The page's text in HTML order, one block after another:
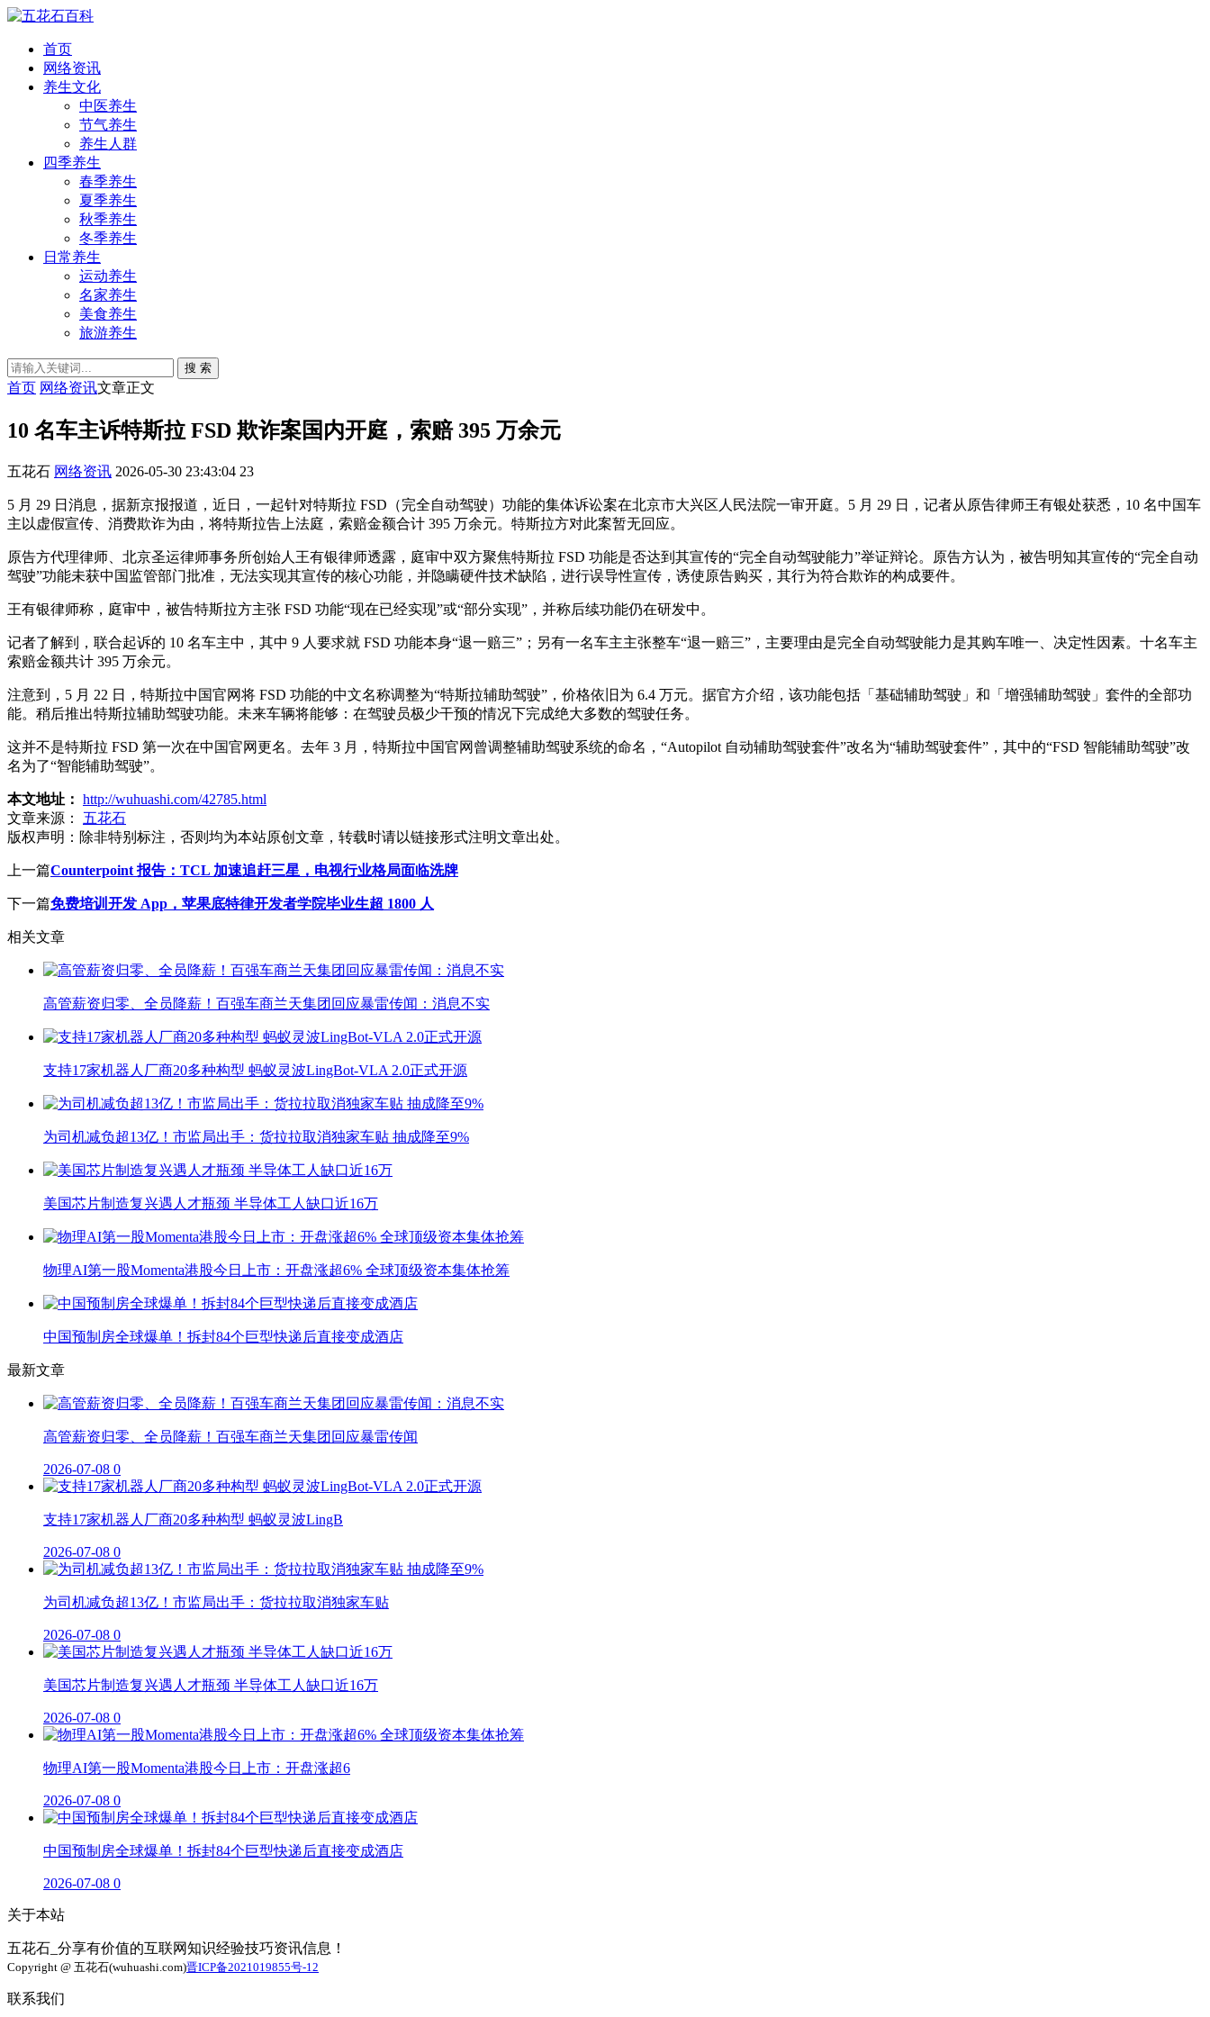
首页
网络资讯
养生文化
中医养生
节气养生
养生人群
四季养生
春季养生
夏季养生
秋季养生
冬季养生
日常养生
运动养生
名家养生
美食养生
旅游养生
搜 索
首页 网络资讯文章正文
10 名车主诉特斯拉 FSD 欺诈案国内开庭，索赔 395 万余元
五花石 网络资讯 2026-05-30 23:43:04 23
5 月 29 日消息，据新京报报道，近日，一起针对特斯拉 FSD（完全自动驾驶）功能的集体诉讼案在北京市大兴区人民法院一审开庭。5 月 29 日，记者从原告律师王有银处获悉，10 名中国车
主以虚假宣传、消费欺诈为由，将特斯拉告上法庭，索赔金额合计 395 万余元。特斯拉方对此案暂无回应。
原告方代理律师、北京圣运律师事务所创始人王有银律师透露，庭审中双方聚焦特斯拉 FSD 功能是否达到其宣传的“完全自动驾驶能力”举证辩论。原告方认为，被告明知其宣传的“完全自动
驾驶”功能未获中国监管部门批准，无法实现其宣传的核心功能，并隐瞒硬件技术缺陷，进行误导性宣传，诱使原告购买，其行为符合欺诈的构成要件。
王有银律师称，庭审中，被告特斯拉方主张 FSD 功能“现在已经实现”或“部分实现”，并称后续功能仍在研发中。
记者了解到，联合起诉的 10 名车主中，其中 9 人要求就 FSD 功能本身“退一赔三”；另有一名车主主张整车“退一赔三”，主要理由是完全自动驾驶能力是其购车唯一、决定性因素。十名车主
索赔金额共计 395 万余元。
注意到，5 月 22 日，特斯拉中国官网将 FSD 功能的中文名称调整为“特斯拉辅助驾驶”，价格依旧为 6.4 万元。据官方介绍，该功能包括「基础辅助驾驶」和「增强辅助驾驶」套件的全部功
能。稍后推出特斯拉辅助驾驶功能。未来车辆将能够：在驾驶员极少干预的情况下完成绝大多数的驾驶任务。
这并不是特斯拉 FSD 第一次在中国官网更名。去年 3 月，特斯拉中国官网曾调整辅助驾驶系统的命名，“Autopilot 自动辅助驾驶套件”改名为“辅助驾驶套件”，其中的“FSD 智能辅助驾驶”改
名为了“智能辅助驾驶”。
本文地址： http://wuhuashi.com/42785.html
文章来源：
五花石
版权声明： 除非特别标注，否则均为本站原创文章，转载时请以链接形式注明文章出处。
上一篇Counterpoint 报告：TCL 加速追赶三星，电视行业格局面临洗牌
下一篇免费培训开发 App，苹果底特律开发者学院毕业生超 1800 人
相关文章
高管薪资归零、全员降薪！百强车商兰天集团回应暴雷传闻：消息不实
支持17家机器人厂商20多种构型 蚂蚁灵波LingBot-VLA 2.0正式开源
为司机减负超13亿！市监局出手：货拉拉取消独家车贴 抽成降至9%
美国芯片制造复兴遇人才瓶颈 半导体工人缺口近16万
物理AI第一股Momenta港股今日上市：开盘涨超6% 全球顶级资本集体抢筹
中国预制房全球爆单！拆封84个巨型快递后直接变成酒店
最新文章
高管薪资归零、全员降薪！百强车商兰天集团回应暴雷传闻
2026-07-08 0
支持17家机器人厂商20多种构型 蚂蚁灵波LingB
2026-07-08 0
为司机减负超13亿！市监局出手：货拉拉取消独家车贴
2026-07-08 0
美国芯片制造复兴遇人才瓶颈 半导体工人缺口近16万
2026-07-08 0
物理AI第一股Momenta港股今日上市：开盘涨超6
2026-07-08 0
中国预制房全球爆单！拆封84个巨型快递后直接变成酒店
2026-07-08 0
关于本站
五花石_分享有价值的互联网知识经验技巧资讯信息！
Copyright @ 五花石(wuhuashi.com)晋ICP备2021019855号-12
联系我们